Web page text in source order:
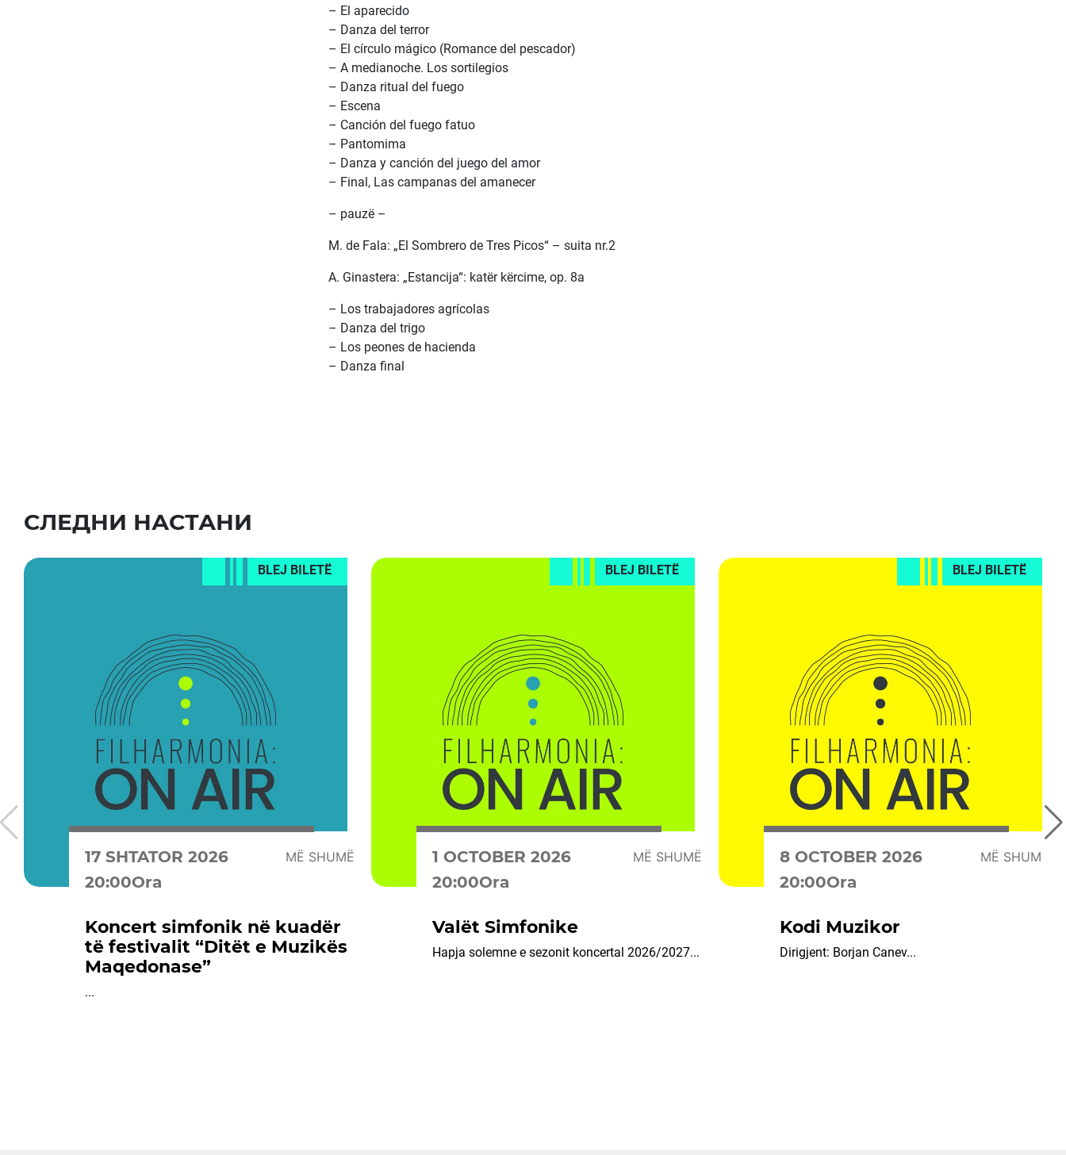
– El aparecido
– Danza del terror
– El círculo mágico (Romance del pescador)
– A medianoche. Los sortilegios
– Danza ritual del fuego
– Escena
– Canción del fuego fatuo
– Pantomima
– Danza y canción del juego del amor
– Final, Las campanas del amanecer
– pauzë –
М. de Fala: „El Sombrero de Tres Picos“ – suita nr.2
А. Ginastera: „Estancija“: katër kërcime, op. 8а
– Los trabajadores agrícolas
– Danza del trigo
– Los peones de hacienda
– Danza final
СЛЕДНИ НАСТАНИ
BLEJ BILETË
17 SHTATOR 2026 MË SHUMË
20:00Ora
Koncert simfonik në kuadër
të festivalit “Ditët e Muzikës
Maqedonase”
...
BLEJ BILETË
1 OCTOBER 2026 MË SHUMË
20:00Ora
Valët Simfonike
Hapja solemne e sezonit koncertal 2026/2027...
BLEJ BILETË
8 OCTOBER 2026 MË SHUMË
20:00Ora
Kodi Muzikor
Dirigjent: Borjan Canev...